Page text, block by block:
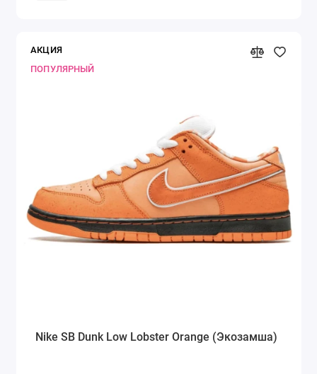
АКЦИЯ
ПОПУЛЯРНЫЙ
Nike SB Dunk Low Lobster Orange (Экозамша)